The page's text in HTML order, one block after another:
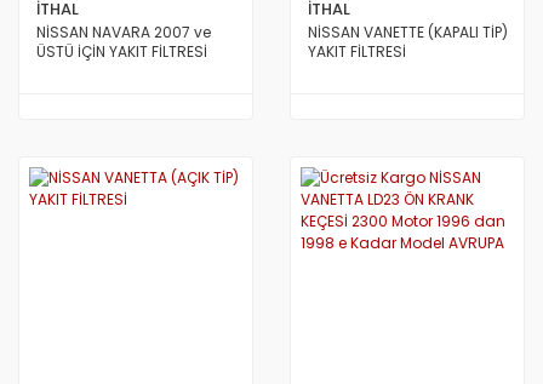
İTHAL
NİSSAN NAVARA 2007 ve
ÜSTÜ İÇİN YAKIT FİLTRESİ
İTHAL
NİSSAN VANETTE (KAPALI TİP)
YAKIT FİLTRESİ